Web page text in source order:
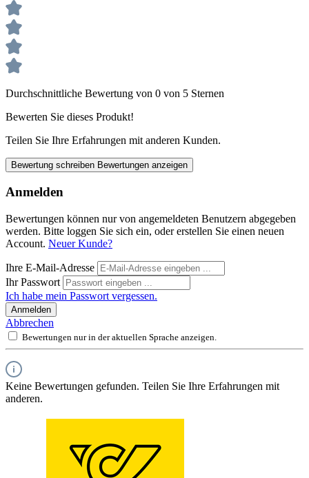
Durchschnittliche Bewertung von 0 von 5 Sternen
Bewerten Sie dieses Produkt!
Teilen Sie Ihre Erfahrungen mit anderen Kunden.
Bewertung schreiben Bewertungen anzeigen
Anmelden
Bewertungen können nur von angemeldeten Benutzern abgegeben
werden. Bitte loggen Sie sich ein, oder erstellen Sie einen neuen
Account. Neuer Kunde?
Ihre E-Mail-Adresse
Ihr Passwort
Ich habe mein Passwort vergessen.
Anmelden
Abbrechen
Bewertungen nur in der aktuellen Sprache anzeigen.
Keine Bewertungen gefunden. Teilen Sie Ihre Erfahrungen mit
anderen.